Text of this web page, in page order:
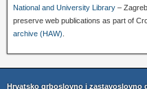
National and University Library –
preserve web publications as part of
archive (HAW).
Hrvatsko grboslovno i zastavoslovno